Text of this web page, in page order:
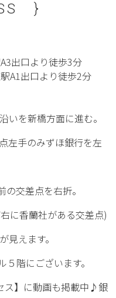
}
出口より徒歩3分
A1出口より徒歩2分
いを新橋方面に進む。
左手のみずほ銀行を左
交差点を右折。
に香蘭社がある交差点)
見えます。
階にございます。
ス】に動画も掲載中♪銀